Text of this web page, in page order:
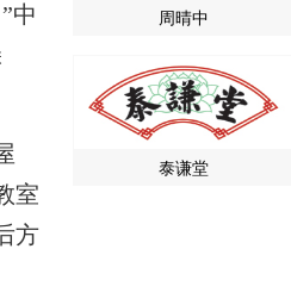
中
室
方
周晴中
泰谦堂